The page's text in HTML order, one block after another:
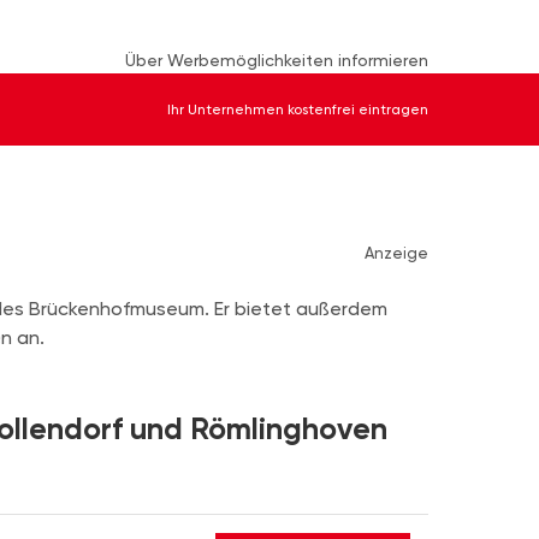
Über Werbemöglichkeiten informieren
Ihr Unternehmen kostenfrei eintragen
Anzeige
Brückenhofmuseum. Er bietet außerdem
an.
und Römlinghoven